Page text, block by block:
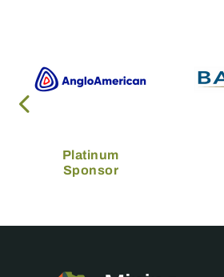
Platinum
Sponsor